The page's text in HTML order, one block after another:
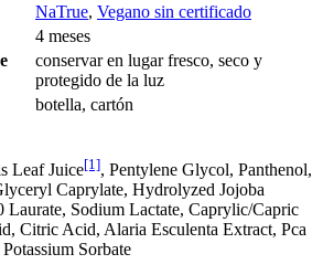
NaTrue, Vegano sin certificado
4 meses
conservar en lugar fresco, seco y
protegido de la luz
botella, cartón
Leaf Juice[1], Pentylene Glycol, Panthenol,
Caprylate, Hydrolyzed Jojoba
Laurate, Sodium Lactate, Caprylic/Capric
Citric Acid, Alaria Esculenta Extract, Pca
Sorbate